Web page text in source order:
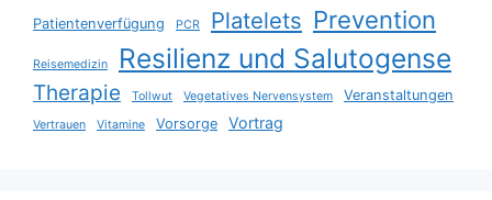
Patientenverfügung PCR Platelets Prevention
Reisemedizin Resilienz und Salutogense
Therapie Tollwut Vegetatives Nervensystem Veranstaltungen
Vertrauen Vitamine Vorsorge Vortrag